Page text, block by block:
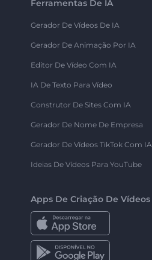
Ferramentas De IA
Gerador De Vídeos De IA
Gerador De Animação Por IA
Editor De Vídeo Com IA
IA De Texto Para Vídeo
Construtor De Sites Com IA
Gerador De Nome De Empresa
Gerador De Vídeos TikTok Com IA
Ideias De Vídeos Para YouTube
Apps De Criação De Vídeos